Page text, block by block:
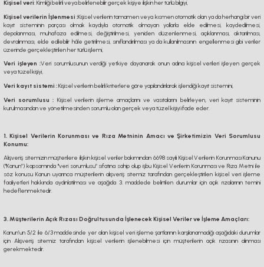
Kişisel veri: Kimliği belirli veya belirlenebilir gerçek kişiye ilişkin her türlü bilgiyi,
Kişisel verilerin İşlenmesi :Kişisel verilerin tamamen veya kısmen otomatik olan ya da herhangi bir veri
kayıt sisteminin parçası olmak kaydıyla otomatik olmayan yollarla elde edilmesi, kaydedilmesi,
depolanması, muhafaza edilmesi, değiştirilmesi, yeniden düzenlenmesi, açıklanması, aktarılması,
devralınması, elde edilebilir hâle getirilmesi, sınıflandırılması ya da kullanılmasının engellenmesi gibi veriler
üzerinde gerçekleştirilen her türlü işlemi,
Veri işleyen :Veri sorumlusunun verdiği yetkiye dayanarak onun adına kişisel verileri işleyen gerçek
veya tüzel kişiyi,
Veri kayıt sistemi :Kişisel verilerin belirli kriterlere göre yapılandırılarak işlendiği kayıt sistemini,
Veri sorumlusu : Kişisel verilerin işleme amaçlarını ve vasıtalarını belirleyen, veri kayıt sisteminin
kurulmasından ve yönetilmesinden sorumlu olan gerçek veya tüzel kişiyi ifade eder.
1. Kişisel Verilerin Korunması ve Rıza Metninin Amacı ve Şirketimizin Veri Sorumlusu
Konumu:
Alışveriş sitemizin müşterilere ilişkin kişisel veriler bakımından 6698 sayılı Kişisel Verilerin Korunması Kanunu
("Kanun”) kapsamında "veri sorumlusu” sıfatına sahip olup işbu Kişisel Verilerin Korunması ve Rıza Metni ile
söz konusu Kanun uyarınca müşterilerin alışveriş sitemiz tarafından gerçekleştirilen kişisel veri işleme
faaliyetleri hakkında aydınlatılması ve aşağıda 3. maddede belirtilen durumlar için açık rızalarının temini
hedeflenmektedir.
3. Müşterilerin Açık Rızası Doğrultusunda İşlenecek Kişisel Veriler ve İşleme Amaçları:
Kanun’un 5/2 ile 6/3 maddesinde yer alan kişisel veri işleme şartlarının karşılanamadığı aşağıdaki durumlar
için Alışveriş sitemiz tarafından kişisel verilerin işlenebilmesi için müşterilerin açık rızasının alınması
gerekmektedir.